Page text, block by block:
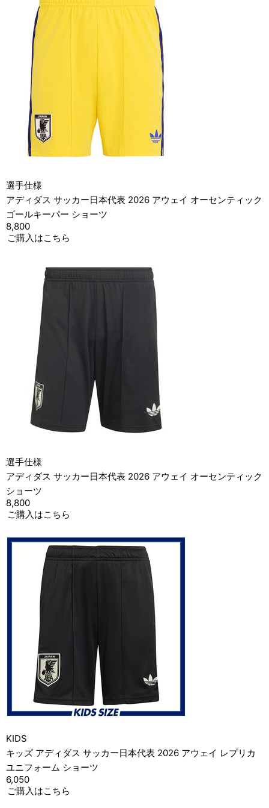
選手仕様
アディダス サッカー日本代表 2026 アウェイ オーセンティック
ゴールキーパー ショーツ
8,800
ご購入はこちら
選手仕様
アディダス サッカー日本代表 2026 アウェイ オーセンティック
ショーツ
8,800
ご購入はこちら
KIDS
キッズ アディダス サッカー日本代表 2026 アウェイ レプリカ
ユニフォーム ショーツ
6,050
ご購入はこちら